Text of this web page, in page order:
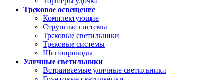
Трековое освещение
Комплектующие
Струнные системы
Трековые светильники
Трековые системы
Шинопроводы
Уличные светильники
Встраиваемые уличные светильники